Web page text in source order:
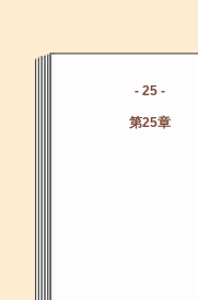
- 25 -
第25章